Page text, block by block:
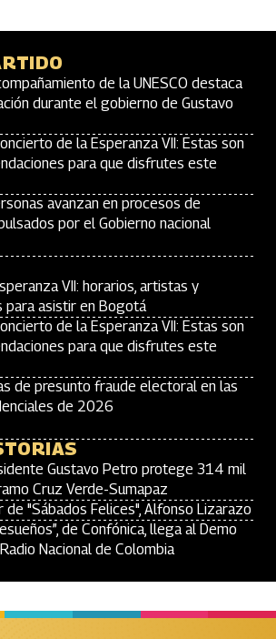
de la UNESCO destaca
durante el gobierno de Gustavo
de la Esperanza VII: Estas son
para que disfrutes este
avanzan en procesos de
por el Gobierno nacional
VII: horarios, artistas y
para asistir en Bogotá
de la Esperanza VII: Estas son
para que disfrutes este
de presunto fraude electoral en las
de 2026
Gustavo Petro protege 314 mil
Cruz Verde-Sumapaz
de "Sábados Felices", Alfonso Lizarazo
de Confónica, llega al Demo
Nacional de Colombia